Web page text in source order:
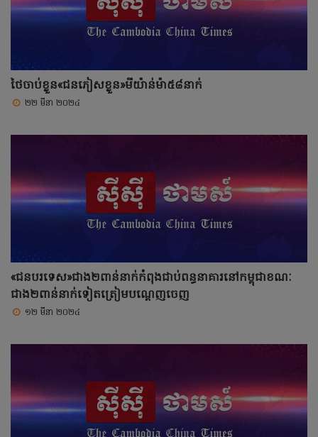
ថៃចាប់ខ្លួន«ជនភៀសខ្លួន»មីយ៉ាន់ម៉ា៥៨នាក់
២២ មីនា ២០២៤
«ជនបរទេស»ជាង២ពាន់នាក់កំពុងជាប់ពន្ធនាគារនៅកម្ពុជាខណៈ
ជាង២ពាន់នាក់ទៀតត្រៀមបណ្តេញចេញ
១២ មីនា ២០២៤